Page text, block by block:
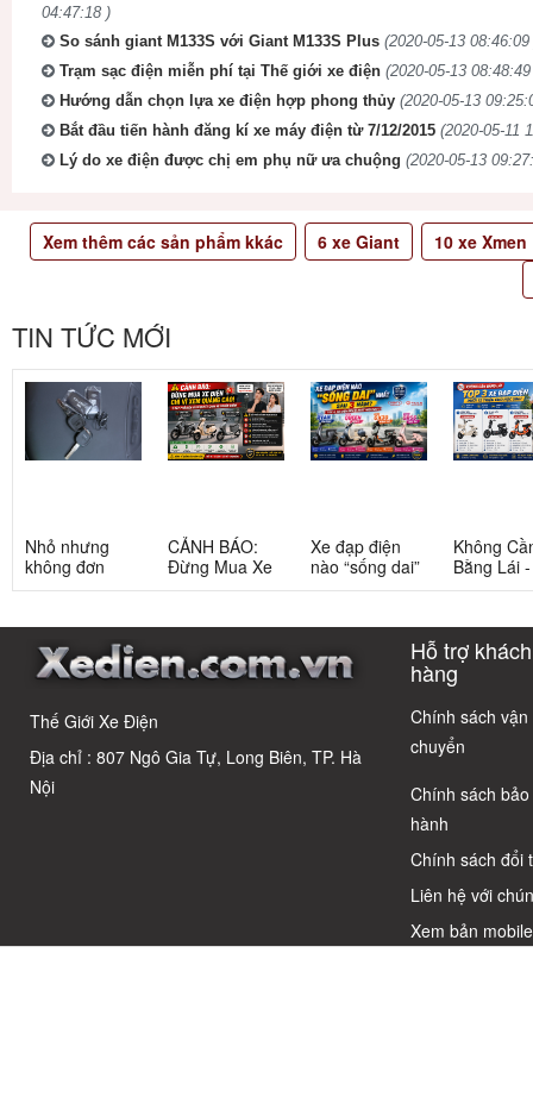
04:47:18 )
So sánh giant M133S với Giant M133S Plus (2020-05-13 08:46:09
Trạm sạc điện miễn phí tại Thế giới xe điện (2020-05-13
Hướng dẫn chọn lựa xe điện hợp phong thủy (2020-05-13
Bắt đầu tiến hành đăng kí xe máy điện từ 7/12/2015 (2020-05-11
Lý do xe điện được chị em phụ nữ ưa chuộng (2020-05-13
Xem thêm các sản phẩm kkác 6xe Giant 10xe Xmen
TIN TỨC MỚI
Nhỏ nhưng
không đơn
giản: Sự thật
học sinh cấp 2
CẢNH BÁO:
Đừng Mua Xe
Điện Chỉ Vì
Cáo! 5 Bẫy
Quyết Chọn Xe
Chuẩn Chỉnh
Xe đạp điện
nào “sống dai”
nhất sau 5
có câu trả lời
Không
Bằng Lái
3 Xe Đạp
Cho Học
Thế Giới Xe Điện
Địa chỉ : 807 Ngô Gia Tự, Long Biên, TP. Hà
Nội
Hỗ trợ khách
hàng
Chính sách vận
chuyển
Chính sách bảo
hành
Chính sách đổi
Liên hệ với
Xem bản